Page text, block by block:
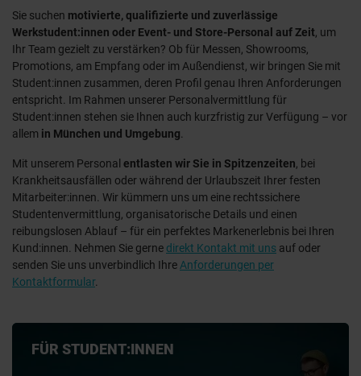
Sie suchen motivierte, qualifizierte und zuverlässige
Werkstudent:innen oder Event- und Store-Personal auf Zeit, um
Ihr Team gezielt zu verstärken? Ob für Messen, Showrooms,
Promotions, am Empfang oder im Außendienst, wir bringen Sie mit
Student:innen zusammen, deren Profil genau Ihren Anforderungen
entspricht. Im Rahmen unserer Personalvermittlung für
Student:innen stehen sie Ihnen auch kurzfristig zur Verfügung – vor
allem in München und Umgebung
Mit unserem Personal entlasten wir Sie in Spitzenzeiten, bei
Krankheitsausfällen oder während der Urlaubszeit Ihrer festen
Mitarbeiter:innen. Wir kümmern uns um eine rechtssichere
Studentenvermittlung, organisatorische Details und einen
reibungslosen Ablauf – für ein perfektes Markenerlebnis bei Ihren
Kund:innen. Nehmen Sie gerne direkt Kontakt mit uns auf oder
senden Sie uns unverbindlich Ihre Anforderungen per
Kontaktformular.
FÜR STUDENT:INNEN